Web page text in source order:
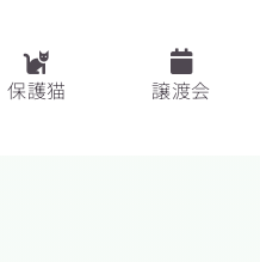
保護猫 譲渡会